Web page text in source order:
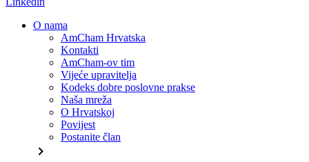
O nama
AmCham Hrvatska
Kontakti
AmCham-ov tim
Vijeće upravitelja
Kodeks dobre poslovne prakse
Naša mreža
O Hrvatskoj
Povijest
Postanite član
chevron_right